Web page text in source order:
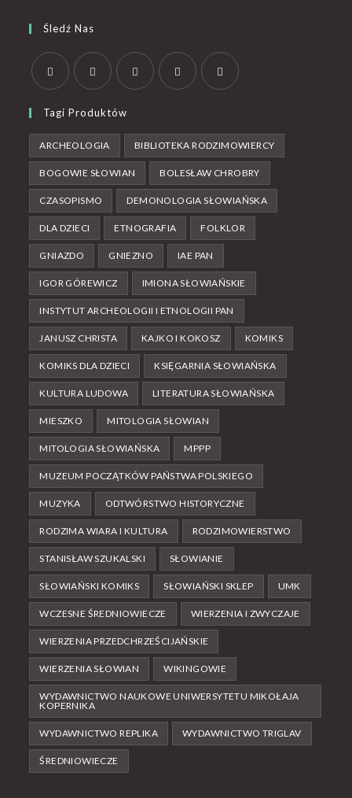
Śledź Nas
Tagi Produktów
ARCHEOLOGIA BIBLIOTEKA RODZIMOWIERCY
BOGOWIE SŁOWIAN BOLESŁAW CHROBRY
CZASOPISMO DEMONOLOGIA SŁOWIAŃSKA
DLA DZIECI ETNOGRAFIA FOLKLOR
GNIAZDO GNIEZNO IAE PAN
IGOR GÓREWICZ IMIONA SŁOWIAŃSKIE
INSTYTUT ARCHEOLOGII I ETNOLOGII PAN
JANUSZ CHRISTA KAJKO I KOKOSZ KOMIKS
KOMIKS DLA DZIECI KSIĘGARNIA SŁOWIAŃSKA
KULTURA LUDOWA LITERATURA SŁOWIAŃSKA
MIESZKO MITOLOGIA SŁOWIAN
MITOLOGIA SŁOWIAŃSKA MPPP
MUZEUM POCZĄTKÓW PAŃSTWA POLSKIEGO
MUZYKA ODTWÓRSTWO HISTORYCZNE
RODZIMA WIARA I KULTURA RODZIMOWIERSTWO
STANISŁAW SZUKALSKI SŁOWIANIE
SŁOWIAŃSKI KOMIKS SŁOWIAŃSKI SKLEP UMK
WCZESNE ŚREDNIOWIECZE WIERZENIA I ZWYCZAJE
WIERZENIA PRZEDCHRZEŚCIJAŃSKIE
WIERZENIA SŁOWIAN WIKINGOWIE
WYDAWNICTWO NAUKOWE UNIWERSYTETU MIKOŁAJA
KOPERNIKA
WYDAWNICTWO REPLIKA WYDAWNICTWO TRIGLAV
ŚREDNIOWIECZE